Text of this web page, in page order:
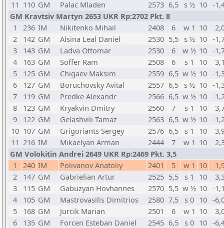
11 110 GM Palac Mladen 2573 6,5 s ½ 10 -
GM Kravtsiv Martyn 2653 UKR Rp:2702 Pkt. 8
1
236 IM Nikitenko Mihail 2408 6 w 1 10
2
142 GM Alsina Leal Daniel 2530 5,5 s ½ 10 -
3
143 GM Ladva Ottomar 2530 6 w ½ 10 -
4
163 GM Soffer Ram 2508 6 s 1 10
5
125 GM Chigaev Maksim 2559 6,5 w ½ 10 -
6
127 GM Boruchovsky Avital 2557 6,5 s ½ 10 -
7
119 GM Predke Alexandr 2566 6,5 w ½ 10 -
8
123 GM Kryakvin Dmitry 2560 7 s 1 10
9
122 GM Gelashvili Tamaz 2563 6,5 w ½ 10 -
10 107 GM Grigoriants Sergey 2576 6,5 s 1 10
11 216 IM Mikaelyan Arman 2444 7 w 1 10
GM Volokitin Andrei 2649 UKR Rp:2469 Pkt. 3,5
1
240 IM Polivanov Anatoliy 2401 5 w 1 10
2
147 GM Gabrielian Artur 2525 5,5 s 1 10
3
115 GM Gabuzyan Hovhannes 2570 5,5 w ½ 10 -
4
105 GM Mastrovasilis Dimitrios 2580 7,5 s 0 10 -
5
168 GM Jurcik Marian 2501 6 w 1 10
6
135 GM Forcen Esteban Daniel 2545 6,5 s 0 10 -